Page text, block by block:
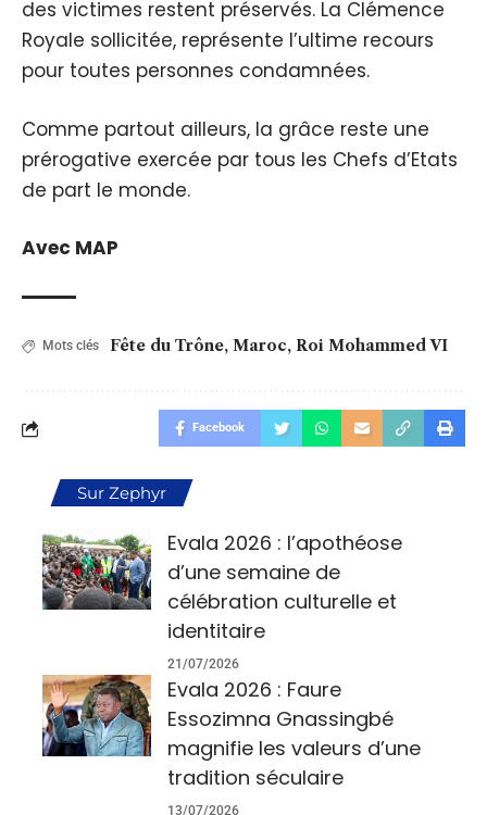
des victimes restent préservés. La Clémence
Royale sollicitée, représente l’ultime recours
pour toutes personnes condamnées.
Comme partout ailleurs, la grâce reste une
prérogative exercée par tous les Chefs d’Etats
de part le monde.
Avec MAP
Mots clés Fête du Trône, Maroc, Roi Mohammed VI
Facebook
Sur Zephyr
Evala 2026 : l’apothéose
d’une semaine de
célébration culturelle et
identitaire
21/07/2026
Evala 2026 : Faure
Essozimna Gnassingbé
magnifie les valeurs d’une
tradition séculaire
13/07/2026